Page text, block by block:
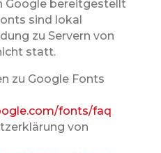
Google bereitgestellt
sind lokal
zu Servern von
statt.
zu Google Fonts
fonts/faq
von